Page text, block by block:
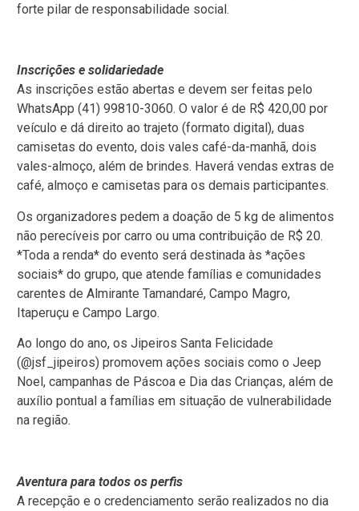
forte pilar de responsabilidade social.
Inscrições e solidariedade
As inscrições estão abertas e devem ser feitas pelo
WhatsApp (41) 99810-3060. O valor é de R$ 420,00 por
veículo e dá direito ao trajeto (formato digital), duas
camisetas do evento, dois vales café-da-manhã, dois
vales-almoço, além de brindes. Haverá vendas extras de
café, almoço e camisetas para os demais participantes.
Os organizadores pedem a doação de 5 kg de alimentos
não perecíveis por carro ou uma contribuição de R$ 20.
*Toda a renda* do evento será destinada às *ações
sociais* do grupo, que atende famílias e comunidades
carentes de Almirante Tamandaré, Campo Magro,
Itaperuçu e Campo Largo.
Ao longo do ano, os Jipeiros Santa Felicidade
(@jsf_jipeiros) promovem ações sociais como o Jeep
Noel, campanhas de Páscoa e Dia das Crianças, além de
auxílio pontual a famílias em situação de vulnerabilidade
na região.
Aventura para todos os perfis
A recepção e o credenciamento serão realizados no dia